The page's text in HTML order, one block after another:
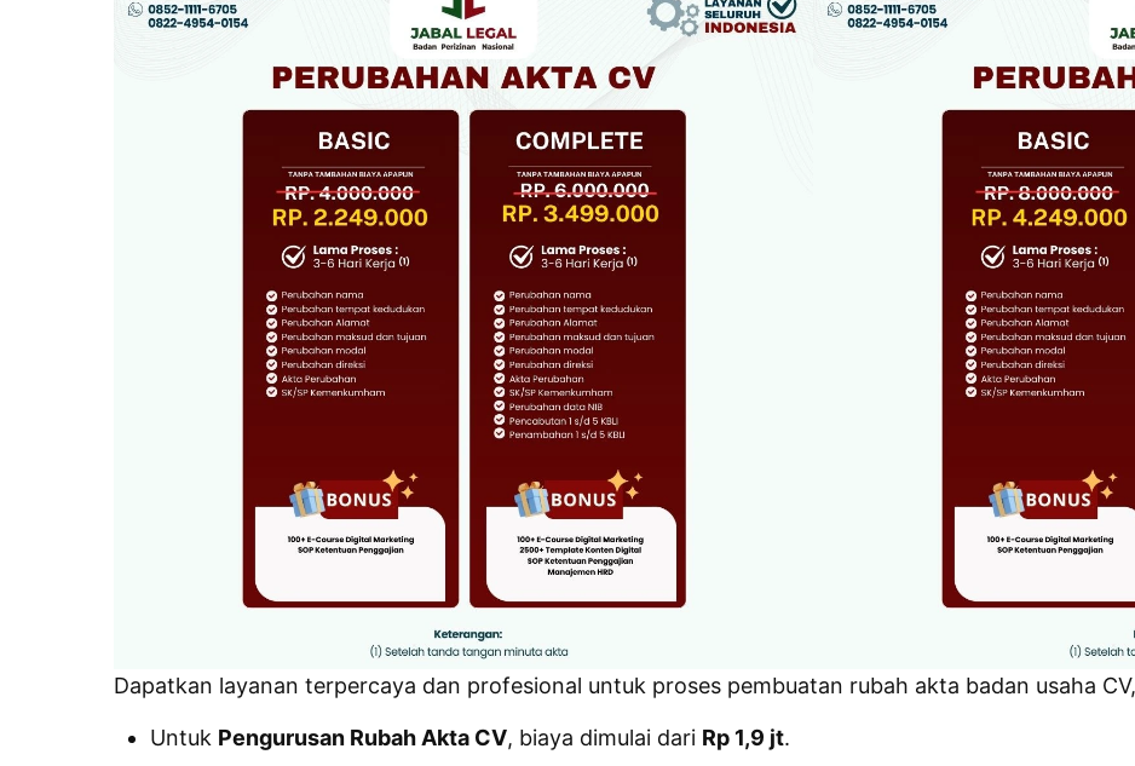
Dapatkan layanan terpercaya dan profesional untuk proses pembuatan rubah akta badan usaha
Untuk Pengurusan Rubah Akta CV, biaya dimulai dari Rp 1,9 jt.